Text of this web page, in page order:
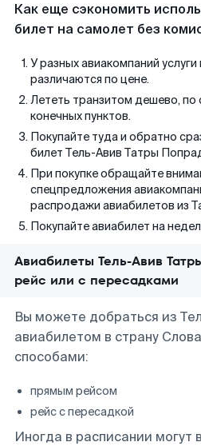
Как еще сэкономить
билет на самолет без
У разных авиакомпаний
различаются по цене.
Лететь транзитом дешево, по
конечных пунктов.
Покупайте туда и обратно
билет Тель-Авив Татры
При покупке обращайте
спецпредложения
распродажи авиабилетов из
Покупайте авиабилет на
Авиабилеты Тель-Авив
рейс или с пересадками
Вы можете добраться из
авиабилетом в страну
способами:
прямым рейсом
рейс с пересадкой
Иногда в расписании могут